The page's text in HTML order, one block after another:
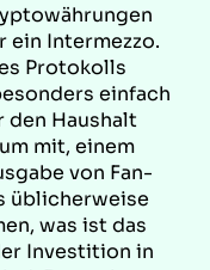
ein Intermezzo.
Protokolls
einfach
den Haushalt
mit, einem
von Fan-
üblicherweise
was ist das
Investition in